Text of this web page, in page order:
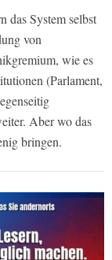
das System selbst
von
wie es
(Parlament,
Aber wo das
bringen.